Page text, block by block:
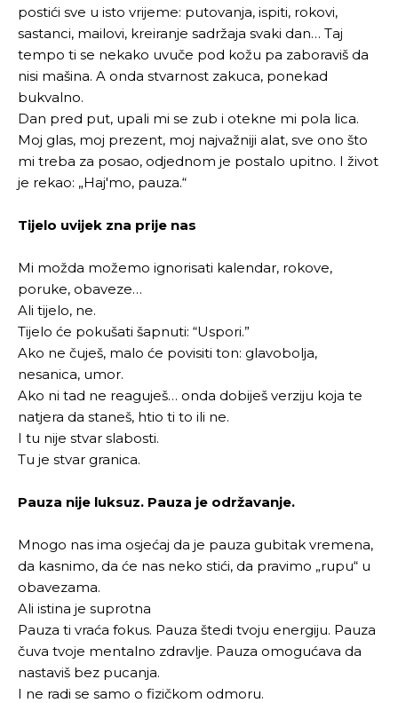
postići sve u isto vrijeme: putovanja, ispiti, rokovi,
sastanci, mailovi, kreiranje sadržaja svaki dan… Taj
tempo ti se nekako uvuče pod kožu pa zaboraviš da
nisi mašina. A onda stvarnost zakuca, ponekad
bukvalno.
Dan pred put, upali mi se zub i otekne mi pola lica.
Moj glas, moj prezent, moj najvažniji alat, sve ono što
mi treba za posao, odjednom je postalo upitno. I život
je rekao: „Haj'mo, pauza.“
Tijelo uvijek zna prije nas
Mi možda možemo ignorisati kalendar, rokove,
poruke, obaveze…
Ali tijelo, ne.
Tijelo će pokušati šapnuti: “Uspori.”
Ako ne čuješ, malo će povisiti ton: glavobolja,
nesanica, umor.
Ako ni tad ne reaguješ… onda dobiješ verziju koja te
natjera da staneš, htio ti to ili ne.
I tu nije stvar slabosti.
Tu je stvar granica.
Pauza nije luksuz. Pauza je održavanje.
Mnogo nas ima osjećaj da je pauza gubitak vremena,
da kasnimo, da će nas neko stići, da pravimo „rupu“ u
obavezama.
Ali istina je suprotna
Pauza ti vraća fokus. Pauza štedi tvoju energiju. Pauza
čuva tvoje mentalno zdravlje. Pauza omogućava da
nastaviš bez pucanja.
I ne radi se samo o fizičkom odmoru.